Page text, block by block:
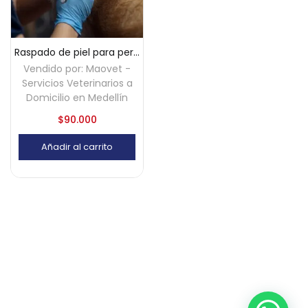
Raspado de piel para perros y gatos a domicilio – Medellín
Vendido por: Maovet -
Servicios Veterinarios a
Domicilio en Medellín
$90.000
Añadir al carrito